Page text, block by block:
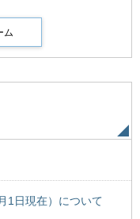
1日現在）について